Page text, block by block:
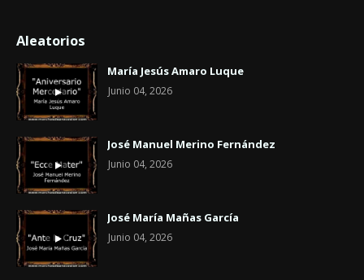
Aleatorios
María Jesús Amaro Luque
Junio 04, 2026
José Manuel Merino Fernández
Junio 04, 2026
José María Mañas García
Junio 04, 2026